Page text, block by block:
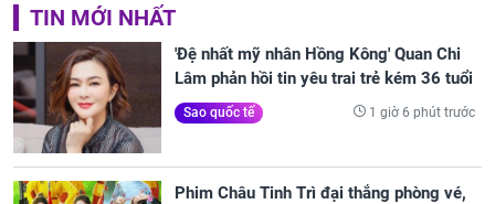
TIN MỚI NHẤT
'Đệ nhất mỹ nhân Hồng Kông' Quan Chi
Lâm phản hồi tin yêu trai trẻ kém 36 tuổi
Sao quốc tế 1 giờ 6 phút trước
Phim Châu Tinh Trì đại thắng phòng vé,